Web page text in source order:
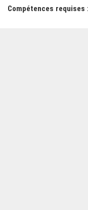
Compétences requises :